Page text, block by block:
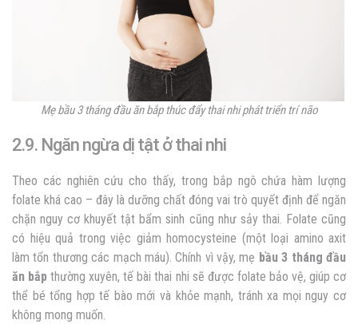
Mẹ bầu 3 tháng đầu ăn bắp thúc đẩy thai nhi phát triển trí não
2.9. Ngăn ngừa dị tật ở thai nhi
Theo các nghiên cứu cho thấy, trong bắp ngô chứa hàm lượng
folate khá cao – đây là dưỡng chất đóng vai trò quyết định để ngăn
chặn nguy cơ khuyết tật bẩm sinh cũng như sảy thai. Folate cũng
có hiệu quả trong việc giảm homocysteine (một loại amino axit
làm tổn thương các mạch máu). Chính vì vậy, mẹ bầu 3 tháng đầu
ăn bắp thường xuyên, tế bài thai nhi sẽ được folate bảo vệ, giúp cơ
thể bé tổng hợp tế bào mới và khỏe mạnh, tránh xa mọi nguy cơ
không mong muốn.